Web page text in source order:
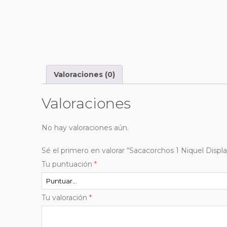
Valoraciones (0)
Valoraciones
No hay valoraciones aún.
Sé el primero en valorar “Sacacorchos 1 Niquel
Tu puntuación *
Tu valoración *